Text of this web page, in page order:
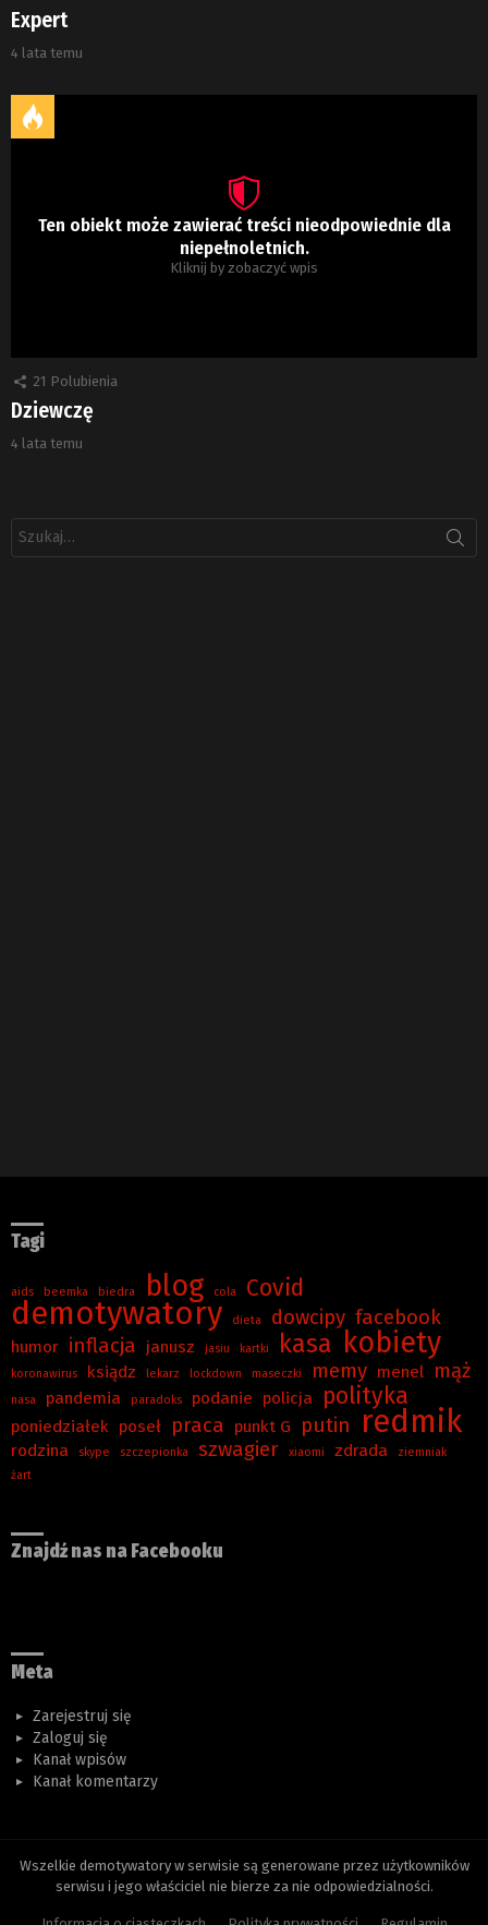
Expert
4 lata temu
Ten obiekt może zawierać treści nieodpowiednie dla
niepełnoletnich.
Kliknij by zobaczyć wpis
21 Polubienia
Dziewczę
4 lata temu
Tagi
aids beemka biedra blog cola Covid
demotywatory dieta dowcipy facebook
humor inflacja janusz jasiu kartki kasa kobiety
koronawirus ksiądz lekarz lockdown maseczki memy menel mąż
nasa pandemia paradoks podanie policja polityka
poniedziałek poseł praca punkt G putin redmik
rodzina skype szczepionka szwagier xiaomi zdrada
ziemniak
żart
Znajdź nas na Facebooku
Meta
Zarejestruj się
Zaloguj się
Kanał wpisów
Kanał komentarzy
Wszelkie demotywatory w serwisie są generowane przez użytkowników
serwisu i jego właściciel nie bierze za nie odpowiedzialności.